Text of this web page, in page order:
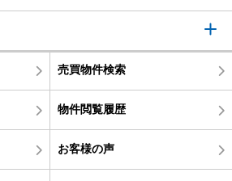
売買物件検索
物件閲覧履歴
お客様の声